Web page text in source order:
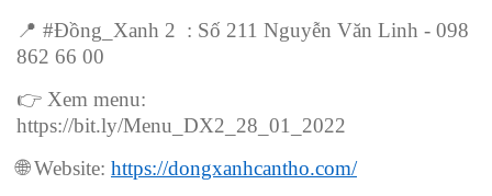
📍 #Đồng_Xanh 2 : Số 211 Nguyễn Văn Linh - 098
862 66 00
👉 Xem menu:
https://bit.ly/Menu_DX2_28_01_2022
🌐Website: https://dongxanhcantho.com/